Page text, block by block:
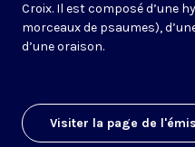
Croix. Il est composé d’une
morceaux de psaumes),
d’une oraison.
Visiter la page de